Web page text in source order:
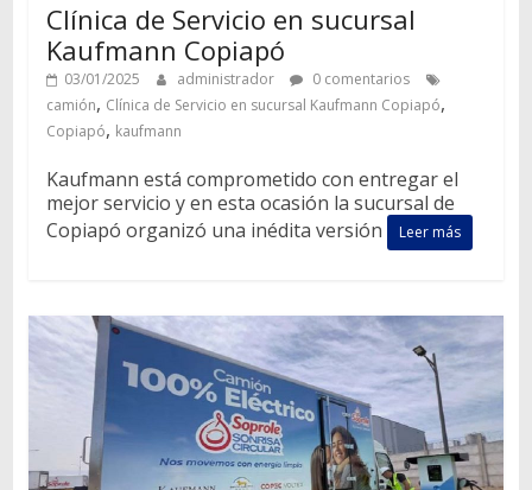
Clínica de Servicio en sucursal
Kaufmann Copiapó
03/01/2025 administrador
0 comentarios
camión, Clínica de Servicio en sucursal Kaufmann Copiapó,
Copiapó, kaufmann
Kaufmann está comprometido con entregar el
mejor servicio y en esta ocasión la sucursal de
Copiapó organizó una inédita versión
Leer más